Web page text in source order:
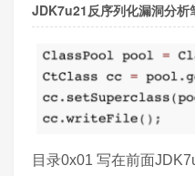
JDK7u21反序列化漏洞分析
目录0x01 写在前面